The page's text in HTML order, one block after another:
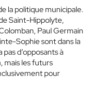
la politique municipale.
Saint-Hippolyte,
Paul Germain
Sophie sont dans la
pas d’opposants à
mais les futurs
pour